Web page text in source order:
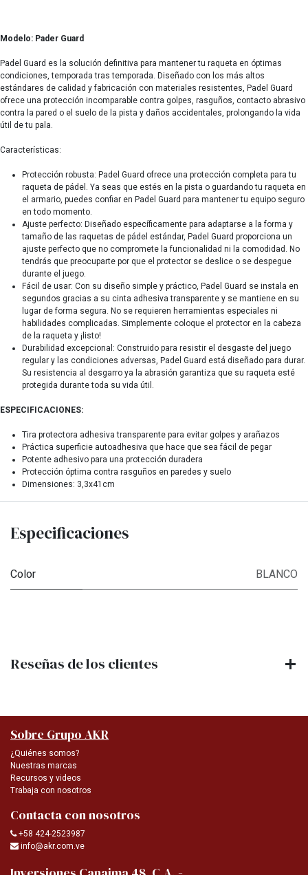
Modelo: Pader Guard
Padel Guard es la solución definitiva para mantener tu raqueta en óptimas
condiciones, temporada tras temporada. Diseñado con los más altos
estándares de calidad y fabricación con materiales resistentes, Padel Guard
ofrece una protección incomparable contra golpes, rasguños, contacto abrasivo
contra la pared o el suelo de la pista y daños accidentales, prolongando la vida
útil de tu pala.
Características:
Protección robusta: Padel Guard ofrece una protección completa para tu
raqueta de pádel. Ya seas que estés en la pista o guardando tu raqueta en
el armario, puedes confiar en Padel Guard para mantener tu equipo seguro
en todo momento.
Ajuste perfecto: Diseñado específicamente para adaptarse a la forma y
tamaño de las raquetas de pádel estándar, Padel Guard proporciona un
ajuste perfecto que no compromete la funcionalidad ni la comodidad. No
tendrás que preocuparte por que el protector se deslice o se despegue
durante el juego.
Fácil de usar: Con su diseño simple y práctico, Padel Guard se instala en
segundos gracias a su cinta adhesiva transparente y se mantiene en su
lugar de forma segura. No se requieren herramientas especiales ni
habilidades complicadas. Simplemente coloque el protector en la cabeza
de la raqueta y ¡listo!
Durabilidad excepcional: Construido para resistir el desgaste del juego
regular y las condiciones adversas, Padel Guard está diseñado para durar.
Su resistencia al desgarro ya la abrasión garantiza que su raqueta esté
protegida durante toda su vida útil.
ESPECIFICACIONES:
Tira protectora adhesiva transparente para evitar golpes y arañazos
Práctica superficie autoadhesiva que hace que sea fácil de pegar
Potente adhesivo para una protección duradera
Protección óptima contra rasguños en paredes y suelo
Dimensiones: 3,3x41cm
Especificaciones
Color BLANCO
Reseñas de los clientes
Sobre Grupo AKR
¿Quiénes somos?
Nuestras marcas
Recursos y videos
Trabaja con nosotros
Contacta con nosotros
+58 424-2523987
info@akr.com.ve